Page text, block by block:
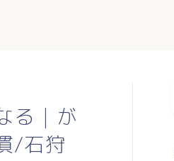
る｜が
/石狩